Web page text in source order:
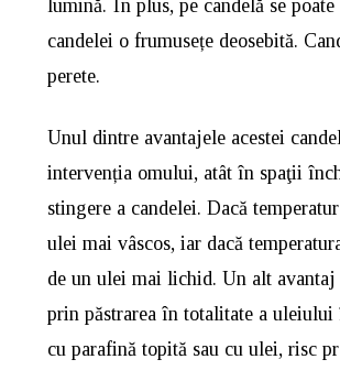
lumină. În plus, pe candelă se
candelei o frumusețe deosebită.
perete.
Unul dintre avantajele acestei
intervenția omului, atât în spaţii
stingere a candelei. Dacă
ulei mai vâscos, iar dacă
de un ulei mai lichid. Un alt avantaj
prin păstrarea în totalitate a
cu parafină topită sau cu ulei, risc